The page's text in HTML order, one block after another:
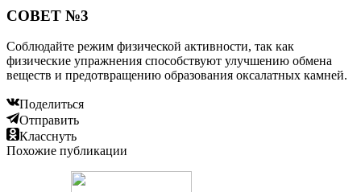
СОВЕТ №3
Соблюдайте режим физической активности, так как
физические упражнения способствуют улучшению обмена
веществ и предотвращению образования оксалатных камней.
Поделиться
Отправить
Класснуть
Похожие публикации